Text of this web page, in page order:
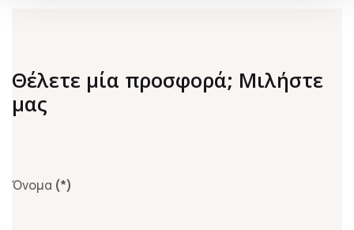
Θέλετε μία προσφορά; Μιλήστε
μας
Όνομα (*)